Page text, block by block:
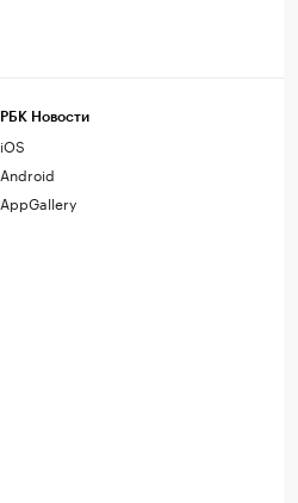
РБК Новости
iOS
Android
AppGallery